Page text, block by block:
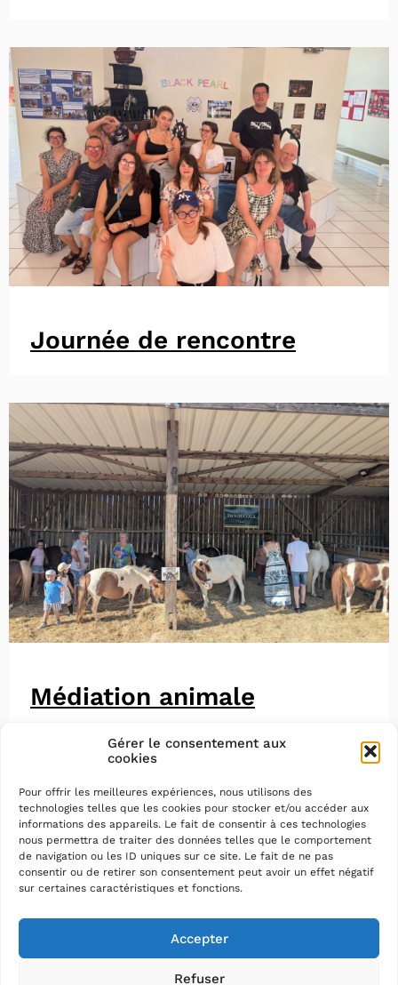
Gérer le consentement aux
cookies
Pour offrir les meilleures expériences, nous utilisons des
technologies telles que les cookies pour stocker et/ou accéder aux
informations des appareils. Le fait de consentir à ces technologies
nous permettra de traiter des données telles que le comportement
de navigation ou les ID uniques sur ce site. Le fait de ne pas
consentir ou de retirer son consentement peut avoir un effet négatif
sur certaines caractéristiques et fonctions.
Accepter
Refuser
Journée de rencontre
Médiation animale